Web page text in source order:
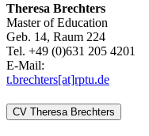
Theresa Brechters
Master of Education
Geb. 14, Raum 224
Tel. +49 (0)631 205 4201
E-Mail:
t.brechters[at]rptu.de
CV Theresa Brechters